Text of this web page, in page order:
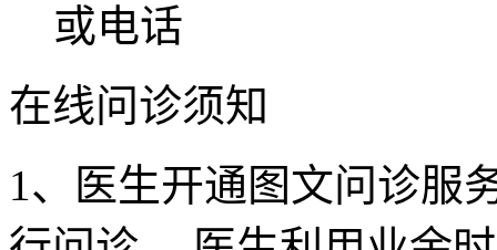
或电话
在线问诊须知
1、医生开通图文问诊服